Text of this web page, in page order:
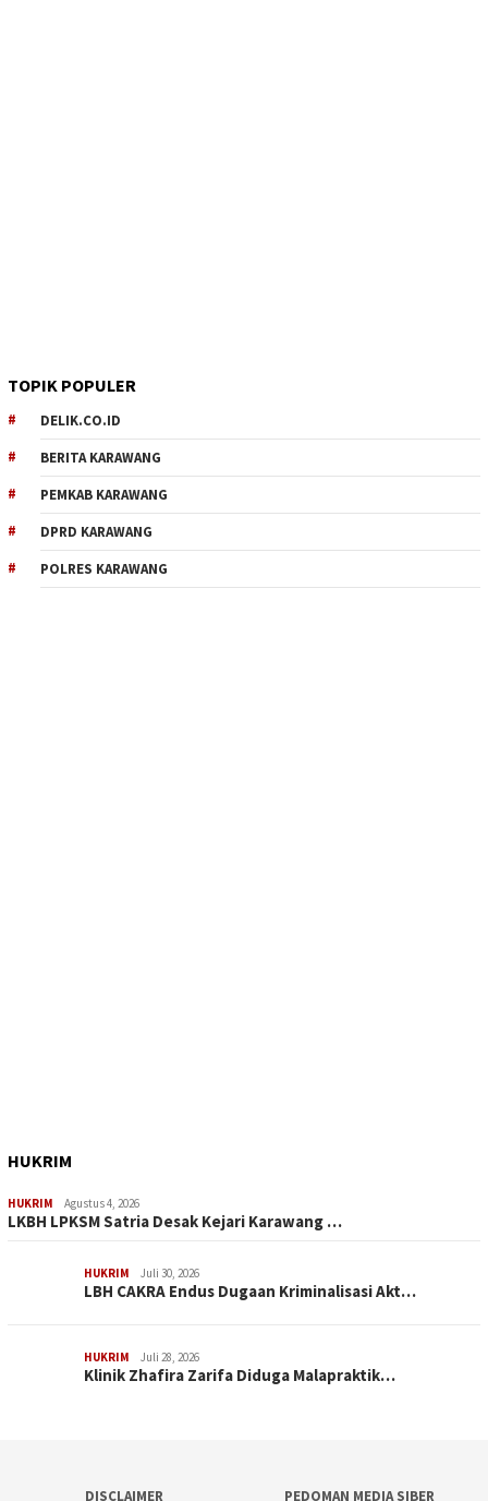
TOPIK POPULER
DELIK.CO.ID
BERITA KARAWANG
PEMKAB KARAWANG
DPRD KARAWANG
POLRES KARAWANG
HUKRIM
HUKRIM Agustus 4, 2026
LKBH LPKSM Satria Desak Kejari Karawang …
HUKRIM Juli 30, 2026
LBH CAKRA Endus Dugaan Kriminalisasi Akt…
HUKRIM Juli 28, 2026
Klinik Zhafira Zarifa Diduga Malapraktik…
DISCLAIMER PEDOMAN MEDIA SIBER